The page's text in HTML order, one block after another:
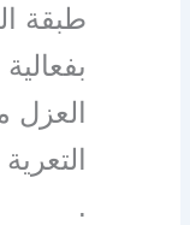
طبقة
العزل
.